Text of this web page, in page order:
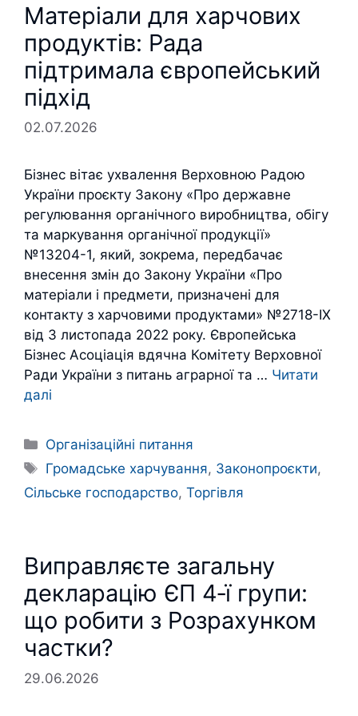
Матеріали для харчових
продуктів: Рада
підтримала європейський
підхід
02.07.2026
Бізнес вітає ухвалення Верховною Радою
України проєкту Закону «Про державне
регулювання органічного виробництва, обігу
та маркування органічної продукції»
№13204-1, який, зокрема, передбачає
внесення змін до Закону України «Про
матеріали і предмети, призначені для
контакту з харчовими продуктами» №2718-IX
від 3 листопада 2022 року. Європейська
Бізнес Асоціація вдячна Комітету Верховної
Ради України з питань аграрної та … Читати
далі
Категорії
Організаційні питання
Позначки
Громадське харчування, Законопроєкти,
Сільське господарство, Торгівля
Виправляєте загальну
декларацію ЄП 4‑ї групи:
що робити з Розрахунком
частки?
29.06.2026